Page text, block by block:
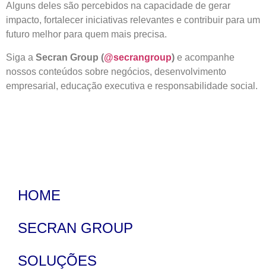
Alguns deles são percebidos na capacidade de gerar
impacto, fortalecer iniciativas relevantes e contribuir para um
futuro melhor para quem mais precisa.
Siga a Secran Group (@secrangroup) e acompanhe
nossos conteúdos sobre negócios, desenvolvimento
empresarial, educação executiva e responsabilidade social.
HOME
SECRAN GROUP
SOLUÇÕES